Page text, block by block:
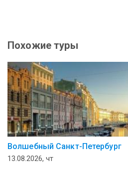
Похожие туры
Волшебный Санкт-Петербург
13.08.2026, чт